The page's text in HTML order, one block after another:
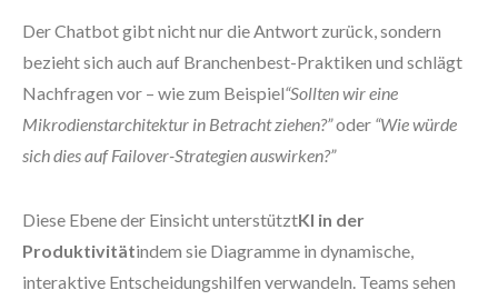
Der Chatbot gibt nicht nur die Antwort zurück, sondern
bezieht sich auch auf Branchenbest-Praktiken und schlägt
Nachfragen vor – wie zum Beispiel“Sollten wir eine
Mikrodienstarchitektur in Betracht ziehen?”oder “Wie würde
sich dies auf Failover-Strategien auswirken?”
Diese Ebene der Einsicht unterstütztKI in der
Produktivitätindem sie Diagramme in dynamische,
interaktive Entscheidungshilfen verwandeln. Teams sehen